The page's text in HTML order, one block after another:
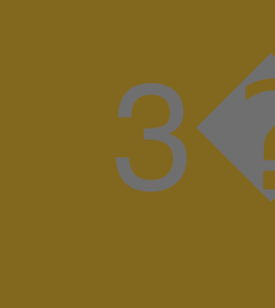
����3�J����8BIM!WAdobe PhotoshopAdobe Photoshop 20238BIMuZ%GKLUDI-LUMA_17SP0300_quer_V00M KludiLuma DesignspiegelSpiegelx �� �ICC_PROFILE �mntrRGB XYZ �$acsp���-����n^��o&�descDybXYZ�bTRC� gTRC� rTRC� dmdd ��gXYZ hlumi |meas �$bkpt �rXYZ